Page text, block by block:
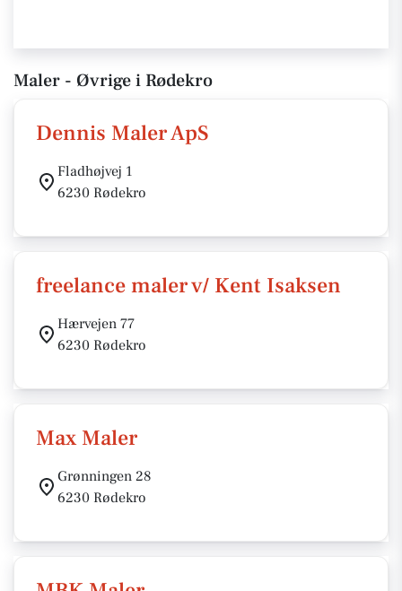
Maler - Øvrige i Rødekro
Dennis Maler ApS
Fladhøjvej 1
6230 Rødekro
freelance maler v/ Kent Isaksen
Hærvejen 77
6230 Rødekro
Max Maler
Grønningen 28
6230 Rødekro